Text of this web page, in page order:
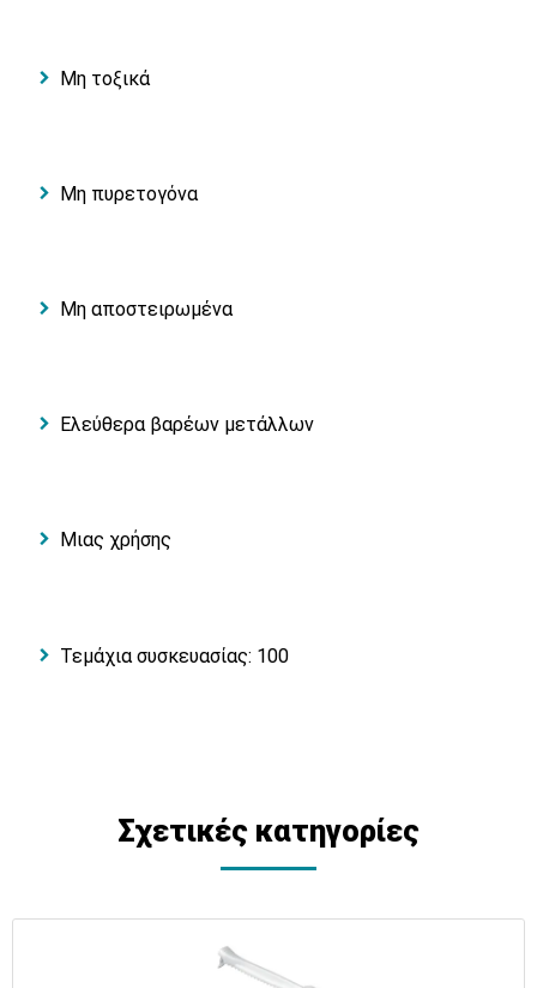
Μη τοξικά
Μη πυρετογόνα
Μη αποστειρωμένα
Ελεύθερα βαρέων μετάλλων
Μιας χρήσης
Τεμάχια συσκευασίας: 100
Σχετικές κατηγορίες